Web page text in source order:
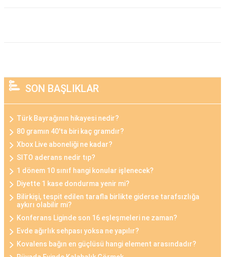
SON BAŞLIKLAR
Türk Bayrağının hikayesi nedir?
80 gramın 40'ta biri kaç gramdır?
Xbox Live aboneliği ne kadar?
SITO aderans nedir tıp?
1 dönem 10 sınıf hangi konular işlenecek?
Diyette 1 kase dondurma yenir mi?
Bilirkişi, tespit edilen tarafla birlikte giderse tarafsızlığa
aykırı olabilir mi?
Konferans Liginde son 16 eşleşmeleri ne zaman?
Evde ağırlık sehpası yoksa ne yapılır?
Kovalens bağın en güçlüsü hangi element arasındadır?